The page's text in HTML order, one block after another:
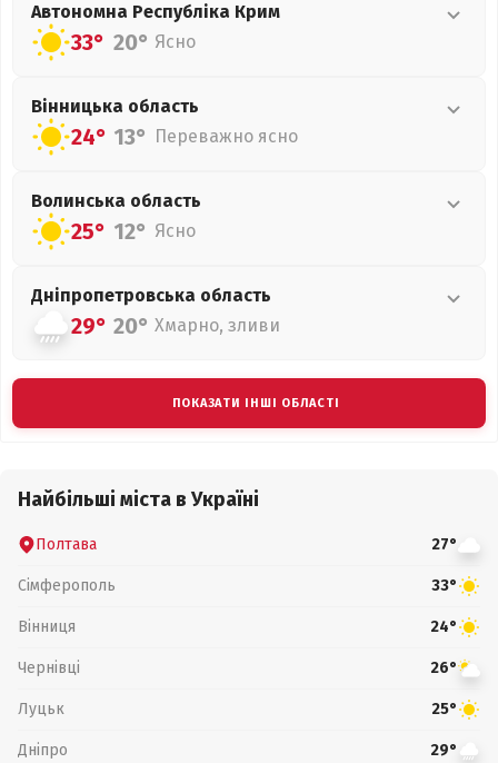
Автономна Республіка Крим
33° 20° Ясно
Вінницька область
24° 13° Переважно ясно
Волинська область
25° 12° Ясно
Дніпропетровська область
29° 20° Хмарно, зливи
ПОКАЗАТИ ІНШІ ОБЛАСТІ
Найбільші міста в Україні
Полтава 27°
Сімферополь 33°
Вінниця 24°
Чернівці 26°
Луцьк 25°
Дніпро 29°